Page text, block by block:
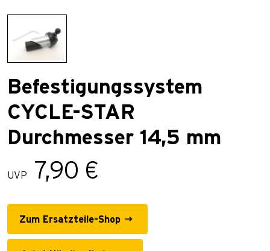
Befestigungssystem
CYCLE-STAR
Durchmesser 14,5 mm
UVP 7,90 €
Zum Ersatzteile-Shop